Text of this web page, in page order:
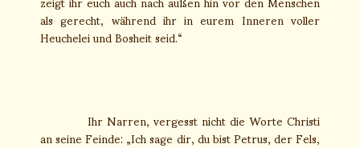
als gerecht, während ihr in eurem Inneren voller
Heuchelei und Bosheit seid.“
Ihr Narren, vergesst nicht die Worte Christi
an seine Feinde: „Ich sage dir, du bist Petrus, der Fels,